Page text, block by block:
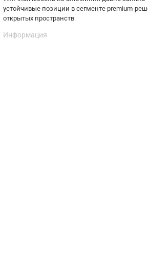
устойчивые позиции в сегменте premium-
открытых пространств
Информация